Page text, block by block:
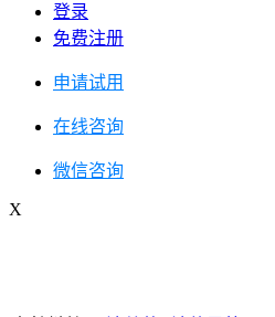
登录
免费注册
申请试用
在线咨询
微信咨询
X